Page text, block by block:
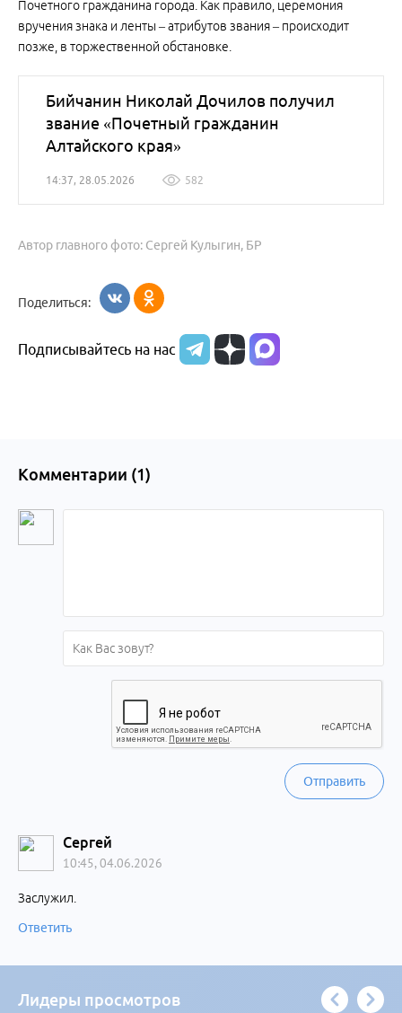
Почетного гражданина города. Как правило, церемония
вручения знака и ленты – атрибутов звания – происходит
позже, в торжественной обстановке.
Бийчанин Николай Дочилов получил
звание «Почетный гражданин
Алтайского края»
14:37, 28.05.2026 582
Автор главного фото: Сергей Кулыгин, БР
Поделиться:
Подписывайтесь на нас
Комментарии (1)
Отправить
Сергей
10:45, 04.06.2026
Заслужил.
Ответить
Лидеры просмотров